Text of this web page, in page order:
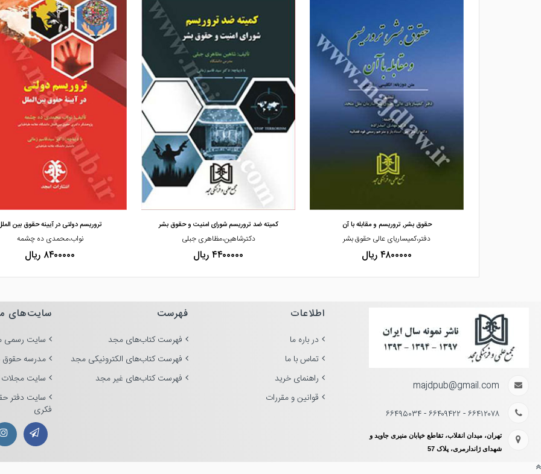
حقوق بشر, تروریسم و مقابله با آن
دفتر،کمیساریای عالی حقوق بشر
۴۸۰۰۰۰۰ ریال
کمیته ضد تروریسم شورای امنیت و حقوق بشر
دکترشاهین،مظاهری جبلی
۴۴۰۰۰۰۰ ریال
تروریسم دولتی در آیینه حقوق بین
نواب،محمدی ده چشمه
۸۴۰۰۰۰۰ ریال
majdpub@gmail.com
۶۶۴۱۲۰۷۸ - ۶۶۴۰۹۴۲۲ - ۶۶۴۹۵۰۳۴
تهران، میدان انقلاب، تقاطع خیابان منیری جاوید و
شهدای ژاندارمری، پلاک 57
اطلاعات
در باره ما
تماس با ما
راهنمای خرید
قوانین و مقررات
فهرست
فهرست کتاب‌های مجد
فهرست کتاب‌های الکترونیکی مجد
فهرست کتاب‌های غیر مجد
سایت‌های
سایت رسمی
مدرسه
سایت
سایت دفتر
فکری